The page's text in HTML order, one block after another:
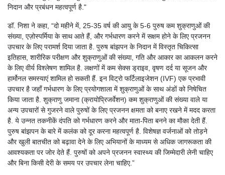
निदान और प्रबंधन महत्वपूर्ण है."
डॉ. निशा ने कहा, “दो महीने में, 25-35 वर्ष की आयु के 5-6 पुरुष कम शुक्राणुओं की
संख्या, एज़ोस्पर्मिया के साथ आते हैं, और गर्भधारण करने में सक्षम होने के लिए प्रजनन
उपचार के लिए परामर्श दिया जाता है. पुरुष बांझपन के निदान में विस्तृत चिकित्सा
इतिहास, शारीरिक परीक्षण और शुक्राणुओं की संख्या, गति और आकार का आकलन करने
के लिए वीर्य विश्लेषण शामिल है. लक्षणों में कम सेक्स ड्राइव, वृषण दर्द या सूजन और
हार्मोनल समस्याएं शामिल हो सकती हैं. इन विट्रो फर्टिलाइजेशन (IVF) एक प्रभावी
उपचार है जहाँ गर्भधारण के लिए प्रयोगशाला में शुक्राणुओं के साथ अंडों को निषेचित
किया जाता है. शुक्राणु जमाना (क्रायोप्रिजर्वेशन) कम शुक्राणुओं की संख्या वाले या
अन्य उपचारों से गुजरने वाले पुरुषों के लिए प्रजनन क्षमता को बनाए रखने में मदद करता
है. ये उन्नत तकनीकें दंपति को गर्भधारण करने और माता-पिता बनने का मौका देती हैं.
पुरुष बांझपन के बारे में कलंक को दूर करना महत्वपूर्ण है. विशेषज्ञ वर्जनाओं को तोड़ने
और खुली बातचीत को बढ़ावा देने के लिए अभियानों के माध्यम से अधिक जागरूकता की
आवश्यकता पर जोर देते हैं. पुरुषों को अपने प्रजनन स्वास्थ्य की जिम्मेदारी लेनी चाहिए
और बिना किसी देरी के समय पर उपचार लेना चाहिए.”